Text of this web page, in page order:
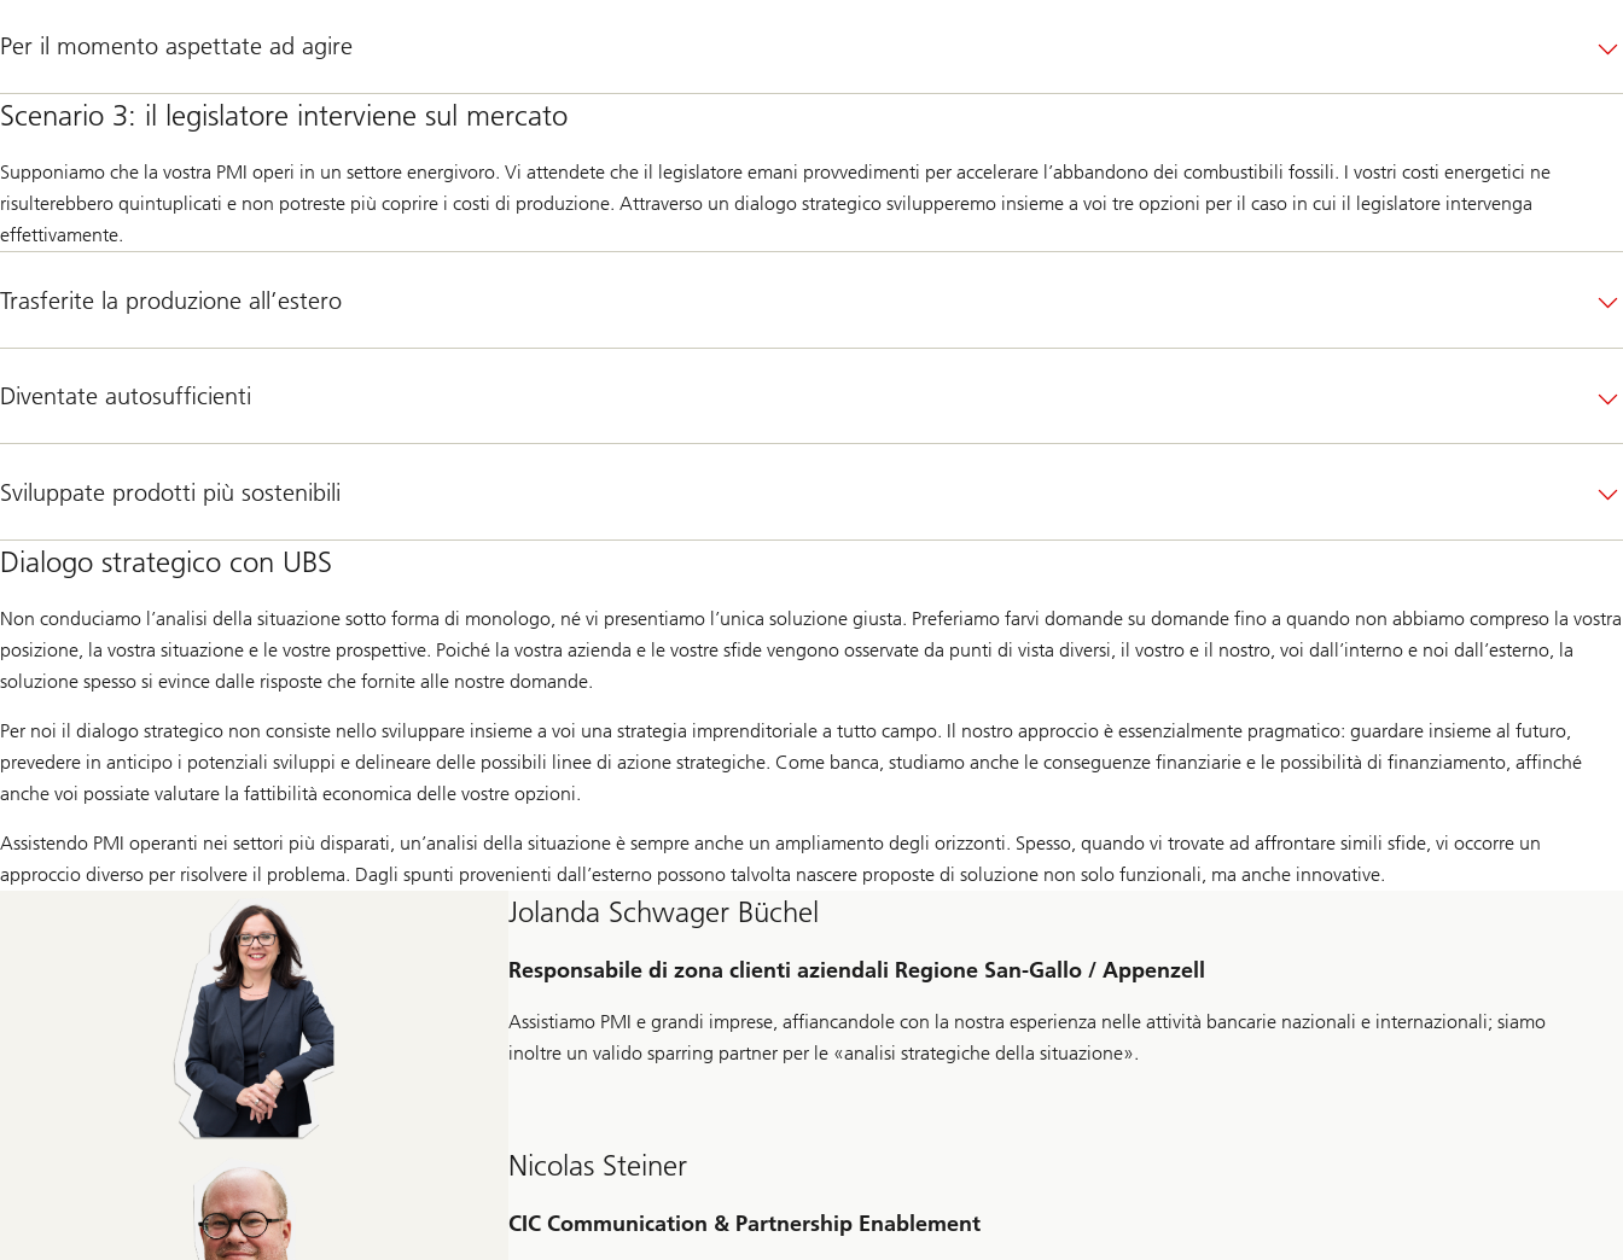
Per il momento aspettate ad agire
Scenario 3: il legislatore interviene sul mercato
Supponiamo che la vostra PMI operi in un settore energivoro. Vi attendete che il legislatore emani provvedimenti per accelerare l’abbandono dei combustibili fossili. I vostri costi energetici ne
risulterebbero quintuplicati e non potreste più coprire i costi di produzione. Attraverso un dialogo strategico svilupperemo insieme a voi tre opzioni per il caso in cui il legislatore intervenga
effettivamente.
Trasferite la produzione all’estero
Diventate autosufficienti
Sviluppate prodotti più sostenibili
Dialogo strategico con UBS
Non conduciamo l’analisi della situazione sotto forma di monologo, né vi presentiamo l’unica soluzione giusta. Preferiamo farvi domande su domande fino a quando non abbiamo compreso la vostra
posizione, la vostra situazione e le vostre prospettive. Poiché la vostra azienda e le vostre sfide vengono osservate da punti di vista diversi, il vostro e il nostro, voi dall’interno e noi dall’esterno, la
soluzione spesso si evince dalle risposte che fornite alle nostre domande.
Per noi il dialogo strategico non consiste nello sviluppare insieme a voi una strategia imprenditoriale a tutto campo. Il nostro approccio è essenzialmente pragmatico: guardare insieme al futuro,
prevedere in anticipo i potenziali sviluppi e delineare delle possibili linee di azione strategiche. Come banca, studiamo anche le conseguenze finanziarie e le possibilità di finanziamento, affinché
anche voi possiate valutare la fattibilità economica delle vostre opzioni.
Assistendo PMI operanti nei settori più disparati, un’analisi della situazione è sempre anche un ampliamento degli orizzonti. Spesso, quando vi trovate ad affrontare simili sfide, vi occorre un
approccio diverso per risolvere il problema. Dagli spunti provenienti dall’esterno possono talvolta nascere proposte di soluzione non solo funzionali, ma anche innovative.
Jolanda Schwager Büchel
Responsabile di zona clienti aziendali Regione San-Gallo / Appenzell
Assistiamo PMI e grandi imprese, affiancandole con la nostra esperienza nelle attività bancarie nazionali e internazionali; siamo
inoltre un valido sparring partner per le «analisi strategiche della situazione».
Nicolas Steiner
CIC Communication & Partnership Enablement